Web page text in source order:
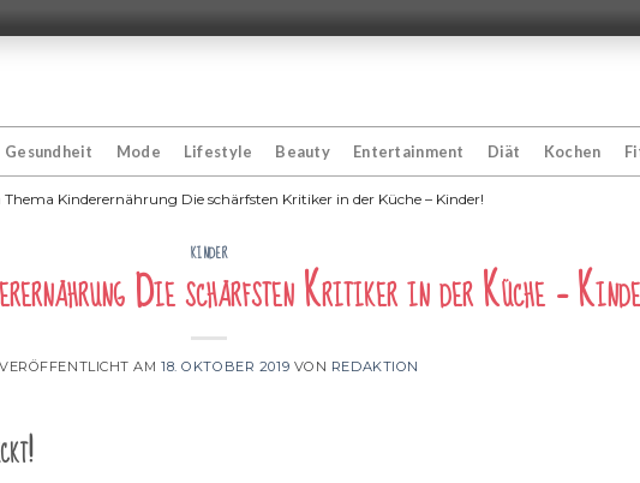
Gesundheit Mode Lifestyle Beauty Entertainment Diät Kochen
Kinderernährung Die schärfsten Kritiker in der Küche – Kinder!
KINDER
Die schärfsten Kritiker in der Küche –
VERÖFFENTLICHT AM18. OKTOBER 2019 VON REDAKTION